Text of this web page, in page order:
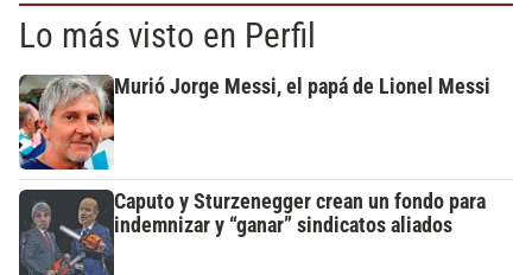
Lo más visto en Perfil
Murió Jorge Messi, el papá de Lionel Messi
Caputo y Sturzenegger crean un fondo para
indemnizar y “ganar” sindicatos aliados